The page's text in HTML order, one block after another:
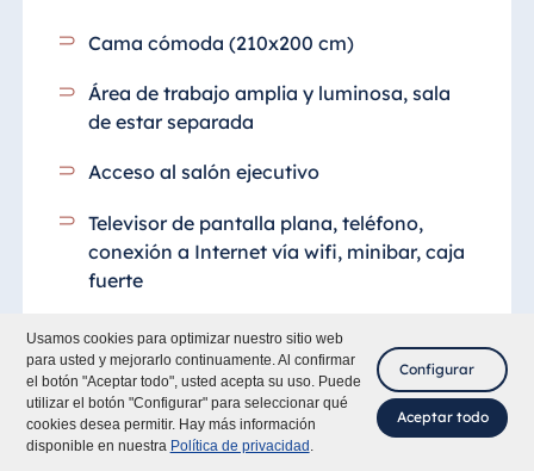
Usamos cookies para optimizar nuestro sitio web
para usted y mejorarlo continuamente. Al confirmar
el botón "Aceptar todo", usted acepta su uso. Puede
utilizar el botón "Configurar" para seleccionar qué
cookies desea permitir. Hay más información
disponible en nuestra Política de privacidad .
Configurar
Aceptar todo
Cama cómoda (210x200 cm)
Área de trabajo amplia y luminosa, sala
de estar separada
Acceso al salón ejecutivo
Televisor de pantalla plana, teléfono,
conexión a Internet vía wifi, minibar, caja
fuerte
Una botella de agua mineral
Baño completo con bañera/ducha
Albornoz